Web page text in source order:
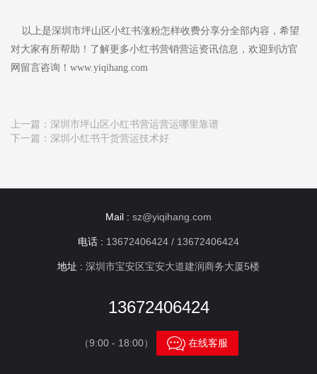
以上是深圳市坪山区小红书涨粉怎样收费分享分全部内容，希望
对大家有所帮助！了解更多小红书营销营运资讯信息，欢迎到访官
网留言咨询！www.yiqihang.com
上一篇： 深圳市坪山区小红书营运营运哪里靠谱
下一篇： 深圳小红书干货营运技术好
Mail : sz@yiqihang.com
电话 : 13672406424 / 13672406424
地址 : 深圳市宝安区宝安大道建润商务大厦5楼
13672406424
（9:00 - 18:00） 在线客服